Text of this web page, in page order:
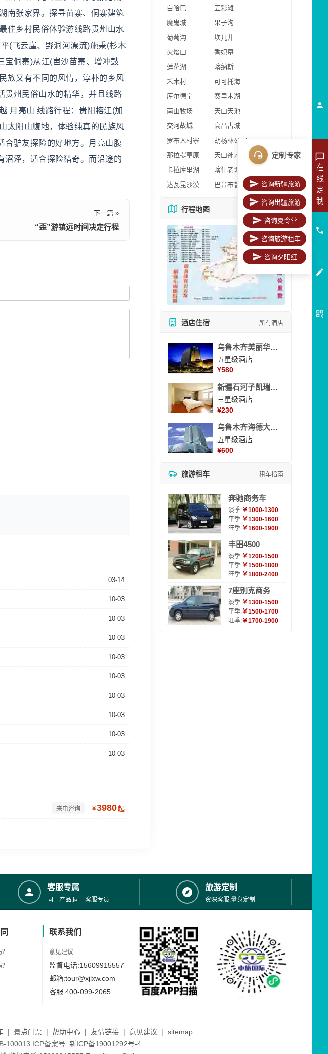
南张家界。探寻苗寨、侗寨建筑
佳乡村民俗体验游线路贵州山水
(飞云崖、野洞河漂流)施秉(杉木
宝侗寨)从江(岜沙苗寨、增冲鼓
族又有不同的风情，淳朴的乡风
贵州民俗山水的精华，并且线路
月亮山 线路行程：贵阳榕江(加
太阳山腹地，体验纯真的民族风
合驴友探险的好地方。月亮山腹
沼泽，适合探险猎奇。而沿途的
下一篇 »
“歪”游镇远时间决定行程
03-14
10-03
10-03
10-03
10-03
10-03
10-03
10-03
10-03
10-03
来电咨询 ¥3980起
白哈巴
五彩滩
魔鬼城
果子沟
葡萄沟
坎儿井
火焰山
香妃墓
莲花湖
喀纳斯
禾木村
可可托海
库尔德宁
赛里木湖
南山牧场
天山天池
交河故城
高昌古城
罗布人村寨
胡杨林公园
那拉提草原
天山神木园
卡拉库里湖
喀什老城区
达瓦昆沙漠
巴音布鲁克
行程地图 更多地图
酒店住宿 所有酒店
乌鲁木齐美丽华大酒
五星级酒店
¥580
新疆石河子凯瑞酒店
三星级酒店
¥230
乌鲁木齐海德大酒店
五星级酒店
¥600
旅游租车 租车指南
奔驰商务车
淡季:￥1000-1300
平季:￥1300-1600
旺季:￥1600-1900
丰田4500
淡季:￥1200-1500
平季:￥1500-1800
旺季:￥1800-2400
7座别克商务
淡季:￥1300-1500
平季:￥1500-1700
旺季:￥1700-1900
客服专属
同一产品,同一客服专员
旅游定制
资深客服,量身定制
联系我们
意见建议
监督电话:15609915557
邮箱:tour@xjlxw.com
客服:400-099-2065
| 景点门票 | 帮助中心 | 友情链接 | 意见建议 | sitemap
100013 ICP备案号: 新ICP备19001292号-4
在
线
定
制
定制专家
咨询新疆旅游
咨询出疆旅游
咨询夏令营
咨询旅游租车
咨询夕阳红